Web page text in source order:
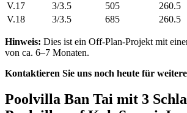
V.17
3/3.5 505 260.5
V.18
3/3.5 685 260.5
Hinweis: Dies ist ein Off-Plan-Projekt mit
von ca. 6–7 Monaten.
Kontaktieren Sie uns noch heute für
Poolvilla Ban Tai mit 3